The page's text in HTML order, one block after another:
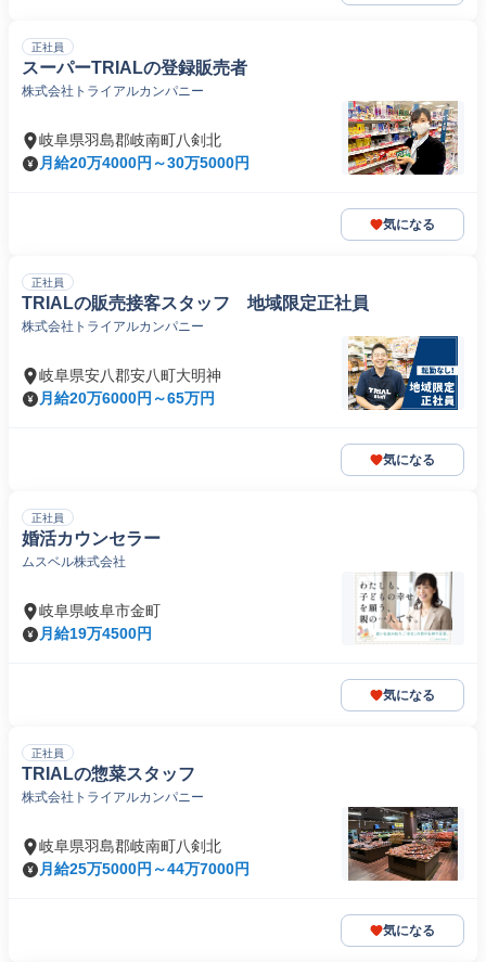
正社員
スーパーTRIALの登録販売者
株式会社トライアルカンパニー
岐阜県羽島郡岐南町八剣北
月給20万4000円～30万5000円
気になる
正社員
TRIALの販売接客スタッフ 地域限定正社員
株式会社トライアルカンパニー
岐阜県安八郡安八町大明神
月給20万6000円～65万円
気になる
正社員
婚活カウンセラー
ムスベル株式会社
岐阜県岐阜市金町
月給19万4500円
気になる
正社員
TRIALの惣菜スタッフ
株式会社トライアルカンパニー
岐阜県羽島郡岐南町八剣北
月給25万5000円～44万7000円
気になる